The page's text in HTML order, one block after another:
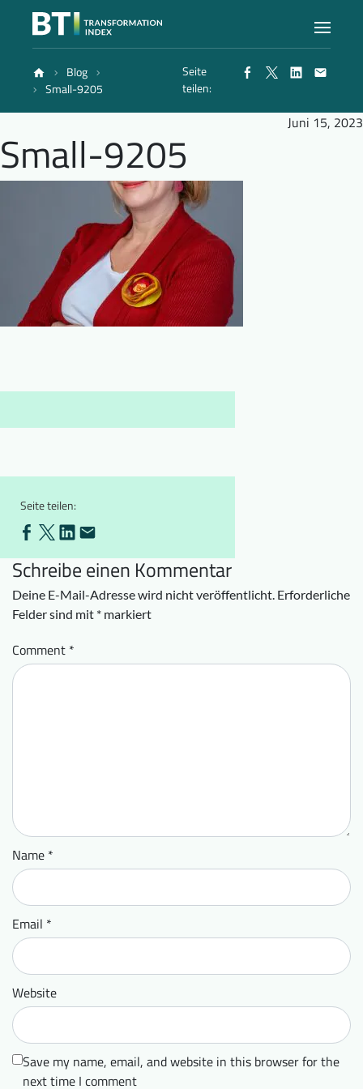
Index
Atlas
Methode
Blog
Blog
Small-9205
Seite
teilen:
Juni 15, 2023
Small-9205
Seite teilen:
Schreibe einen Kommentar
Deine E-Mail-Adresse wird nicht veröffentlicht. Erforderliche
Felder sind mit * markiert
Comment *
Name *
Email *
Website
Save my name, email, and website in this browser for the
next time I comment